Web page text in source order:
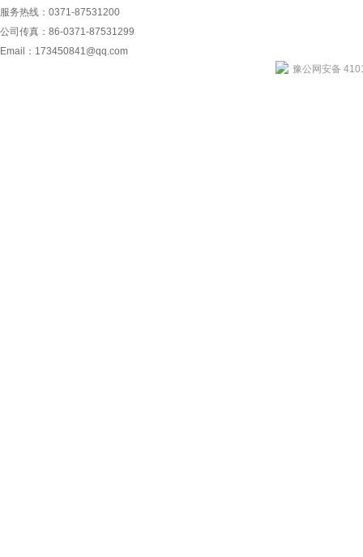
服务热线：0371-87531200
公司传真：86-0371-87531299
Email： 173450841@qq.com
豫公网安备